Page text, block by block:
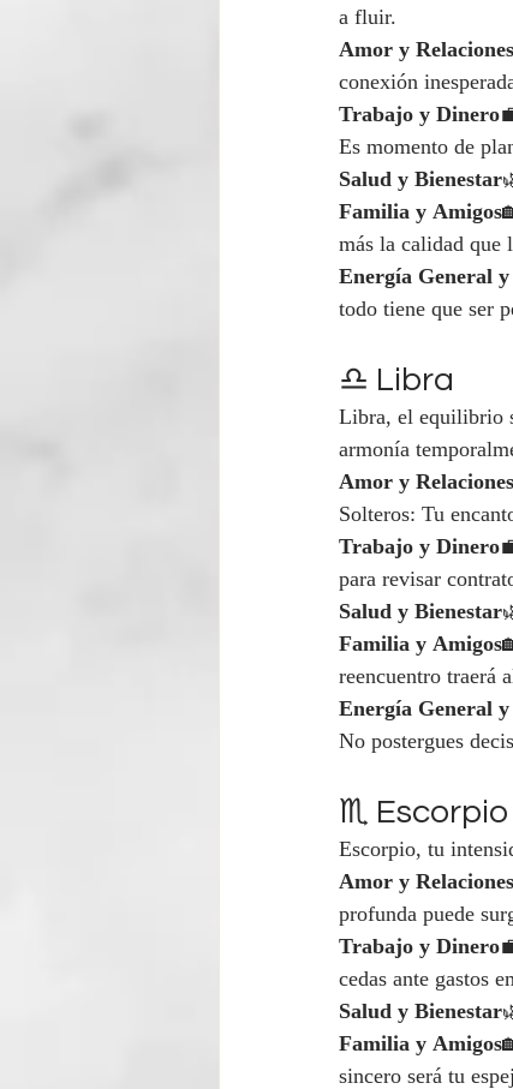
a fluir.
Amor y Relaciones
conexión
Trabajo y Dinero
Es momento de
Salud y Bienestar
Familia y Amigos
más la calidad que
Energía General
todo tiene que ser
♎ Libra
Libra, el equilibrio
armonía
Amor y Relaciones
Solteros: Tu
Trabajo y Dinero
para revisar
Salud y Bienestar
Familia y Amigos
reencuentro traerá
Energía General
No postergues
♏ Escorpio
Escorpio, tu
Amor y Relaciones
profunda puede
Trabajo y Dinero
cedas ante gastos
Salud y Bienestar
Familia y Amigos
sincero será tu